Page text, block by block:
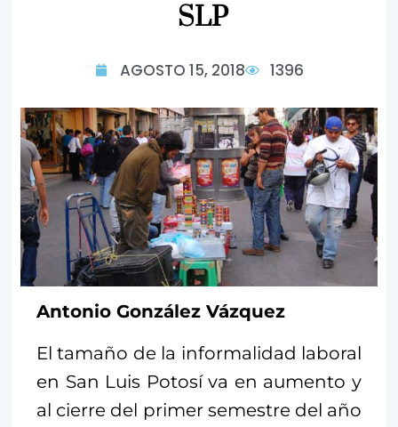
SLP
AGOSTO 15, 2018 1396
Antonio González Vázquez
El tamaño de la informalidad laboral
en San Luis Potosí va en aumento y
al cierre del primer semestre del año